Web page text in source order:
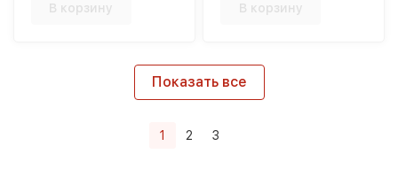
В корзину В корзину
Показать все
1 2 3